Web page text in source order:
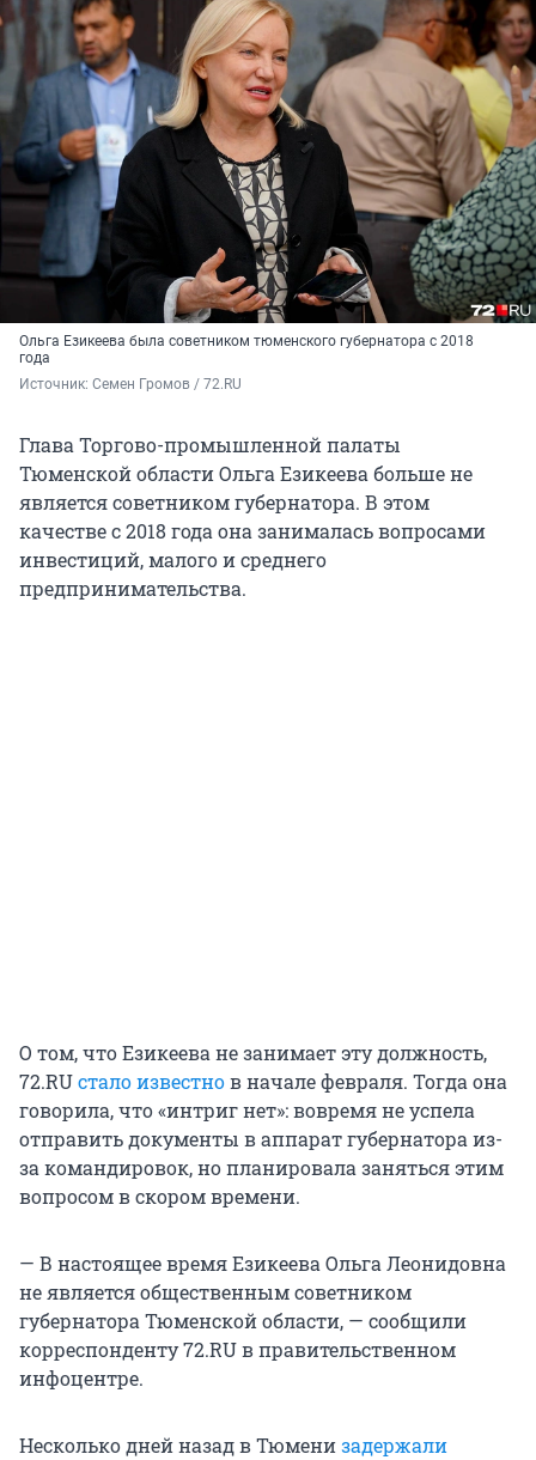
Ольга Езикеева была советником тюменского губернатора с 2018
года
Источник: Семен Громов / 72.RU
Глава Торгово-промышленной палаты
Тюменской области Ольга Езикеева больше не
является советником губернатора. В этом
качестве с 2018 года она занималась вопросами
инвестиций, малого и среднего
предпринимательства.
О том, что Езикеева не занимает эту должность,
72.RUстало известнов начале февраля. Тогда она
говорила, что «интриг нет»: вовремя не успела
отправить документы в аппарат губернатора из-
за командировок, но планировала заняться этим
вопросом в скором времени.
— В настоящее время Езикеева Ольга Леонидовна
не является общественным советником
губернатора Тюменской области, — сообщили
корреспонденту 72.RU в правительственном
инфоцентре.
Несколько дней назад в Тюменизадержали